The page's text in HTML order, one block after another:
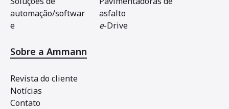
automação/softwar
e
asfalto
e-Drive
Sobre a Ammann
Revista do cliente
Notícias
Contato